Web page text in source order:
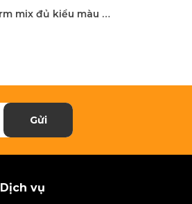
500gam charm mix đủ kiểu màu ngọc trai, hạt charm mix đủ kiểu
Gửi
Dịch vụ